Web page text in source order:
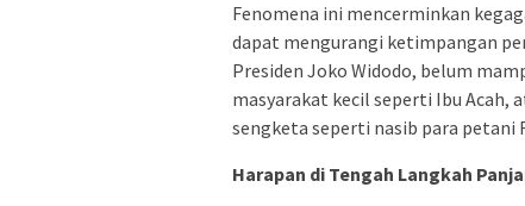
Fenomena ini mencerminkan
dapat mengurangi ketimpangan
Presiden Joko Widodo, belum
masyarakat kecil seperti Ibu Acah,
sengketa seperti nasib para petani
Harapan di Tengah Langkah